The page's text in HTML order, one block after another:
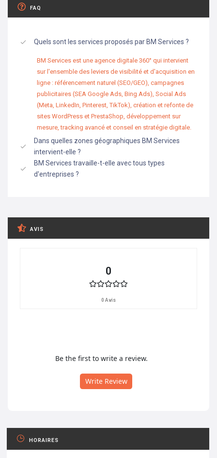
FAQ
Quels sont les services proposés par BM Services ?
BM Services est une agence digitale 360° qui intervient
sur l'ensemble des leviers de visibilité et d'acquisition en
ligne : référencement naturel (SEO/GEO), campagnes
publicitaires (SEA Google Ads, Bing Ads), Social Ads
(Meta, LinkedIn, Pinterest, TikTok), création et refonte de
sites WordPress et PrestaShop, développement sur
mesure, tracking avancé et conseil en stratégie digitale.
Dans quelles zones géographiques BM Services
intervient-elle ?
BM Services travaille-t-elle avec tous types
d'entreprises ?
AVIS
0
0 Avis
Be the first to write a review.
Write Review
HORAIRES